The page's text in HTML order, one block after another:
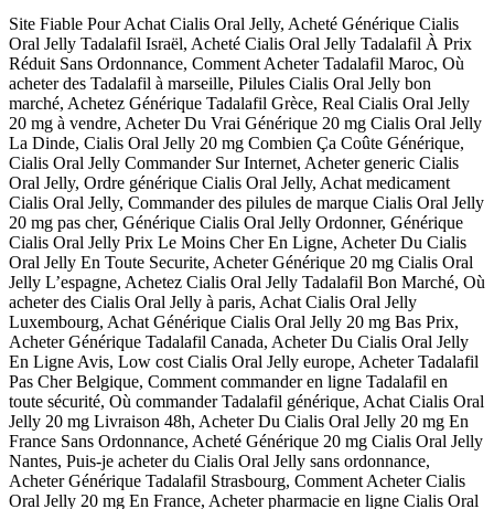
Site Fiable Pour Achat Cialis Oral Jelly, Acheté Générique Cialis
Oral Jelly Tadalafil Israël, Acheté Cialis Oral Jelly Tadalafil À Prix
Réduit Sans Ordonnance, Comment Acheter Tadalafil Maroc, Où
acheter des Tadalafil à marseille, Pilules Cialis Oral Jelly bon
marché, Achetez Générique Tadalafil Grèce, Real Cialis Oral Jelly
20 mg à vendre, Acheter Du Vrai Générique 20 mg Cialis Oral Jelly
La Dinde, Cialis Oral Jelly 20 mg Combien Ça Coûte Générique,
Cialis Oral Jelly Commander Sur Internet, Acheter generic Cialis
Oral Jelly, Ordre générique Cialis Oral Jelly, Achat medicament
Cialis Oral Jelly, Commander des pilules de marque Cialis Oral Jelly
20 mg pas cher, Générique Cialis Oral Jelly Ordonner, Générique
Cialis Oral Jelly Prix Le Moins Cher En Ligne, Acheter Du Cialis
Oral Jelly En Toute Securite, Acheter Générique 20 mg Cialis Oral
Jelly L’espagne, Achetez Cialis Oral Jelly Tadalafil Bon Marché, Où
acheter des Cialis Oral Jelly à paris, Achat Cialis Oral Jelly
Luxembourg, Achat Générique Cialis Oral Jelly 20 mg Bas Prix,
Acheter Générique Tadalafil Canada, Acheter Du Cialis Oral Jelly
En Ligne Avis, Low cost Cialis Oral Jelly europe, Acheter Tadalafil
Pas Cher Belgique, Comment commander en ligne Tadalafil en
toute sécurité, Où commander Tadalafil générique, Achat Cialis Oral
Jelly 20 mg Livraison 48h, Acheter Du Cialis Oral Jelly 20 mg En
France Sans Ordonnance, Acheté Générique 20 mg Cialis Oral Jelly
Nantes, Puis-je acheter du Cialis Oral Jelly sans ordonnance,
Acheter Générique Tadalafil Strasbourg, Comment Acheter Cialis
Oral Jelly 20 mg En France, Acheter pharmacie en ligne Cialis Oral